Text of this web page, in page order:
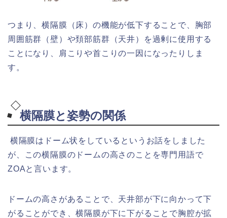
つまり、横隔膜（床）の機能が低下することで、胸部
周囲筋群（壁）や頚部筋群（天井）を過剰に使用する
ことになり、肩こりや首こりの一因になったりしま
す。
横隔膜と姿勢の関係
横隔膜はドーム状をしているというお話をしました
が、この横隔膜のドームの高さのことを専門用語で
ZOAと言います。
ドームの高さがあることで、天井部が下に向かって下
がることができ、横隔膜が下に下がることで胸腔が拡